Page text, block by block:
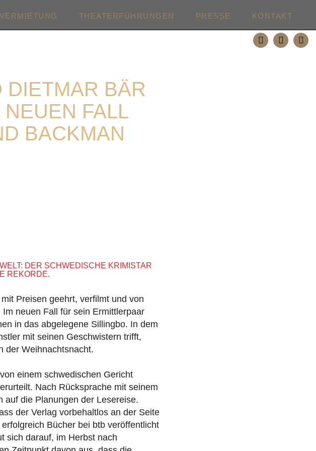
VERMIETUNG THEATERFÜHRUNGEN PRESSE KONTAKT
DIETMAR BÄR
FALL
BACKMAN
DER SCHWEDISCHE KRIMISTAR
REKORDE.
Preisen geehrt, verfilmt und von
neuen Fall für sein Ermittlerpaar
in das abgelegene Sillingbo. In dem
mit seinen Geschwistern trifft,
der Weihnachtsnacht.
einem schwedischen Gericht
Nach Rücksprache mit seinem
auf die Planungen der Lesereise.
der Verlag vorbehaltlos an der Seite
Bücher bei btb veröffentlicht
sich darauf, im Herbst nach